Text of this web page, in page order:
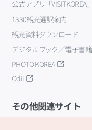
公式アプリ「VISITKOREA」
1330観光通訳案内
観光資料ダウンロード
デジタルブック／電子書籍
PHOTO KOREA
Odii
その他関連サイト